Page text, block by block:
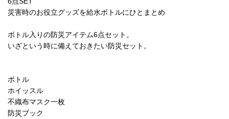
災害時のお役立グッズを給水ボトルにひとまとめ
ボトル入りの防災アイテム6点セット。
いざという時に備えておきたい防災セット。
ボトル
ホイッスル
不織布マスク一枚
防災ブック